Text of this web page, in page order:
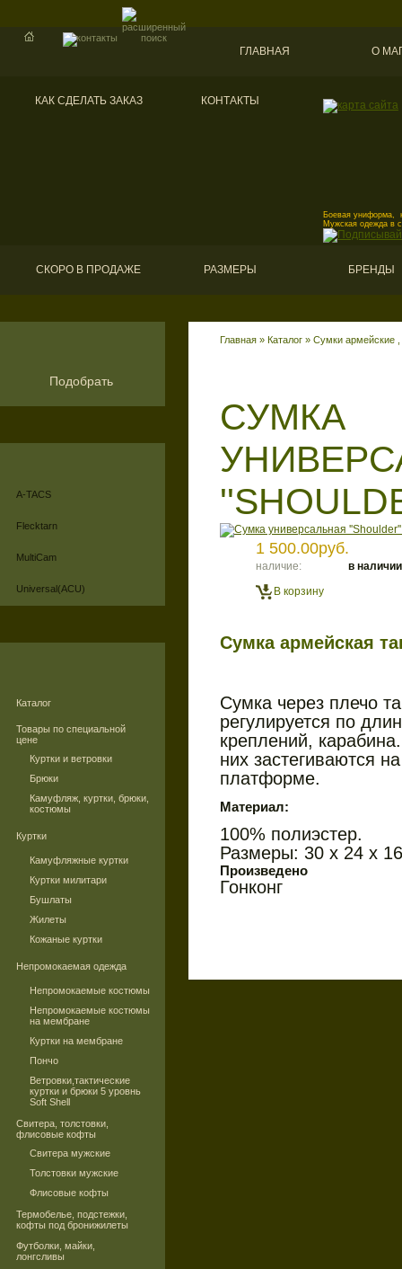
ГЛАВНАЯ О
КАК СДЕЛАТЬ ЗАКАЗ КОНТАКТЫ
Боевая униформа,
Мужская одежда в
СКОРО В ПРОДАЖЕ РАЗМЕРЫ БРЕНДЫ
Подобрать
A-TACS
Flecktarn
MultiCam
Universal(ACU)
Каталог
Товары по специальной
цене
Куртки и ветровки
Брюки
Камуфляж, куртки, брюки,
костюмы
Куртки
Камуфляжные куртки
Куртки милитари
Бушлаты
Жилеты
Кожаные куртки
Непромокаемая одежда
Непромокаемые костюмы
Непромокаемые костюмы
на мембране
Куртки на мембране
Пончо
Ветровки,тактические
куртки и брюки 5 уровнь
Soft Shell
Свитера, толстовки,
флисовые кофты
Свитера мужские
Толстовки мужские
Флисовые кофты
Термобелье, подстежки,
кофты под бронижилеты
Футболки, майки,
лонгсливы
Главная » Каталог » Сумки армейские ,
СУМКА
1 500.00руб.
наличие:
в наличии
В корзину
Сумка армейская
Сумка через плечо
регулируется по
креплений,
них застегиваются
платформе.
Материал:
100% полиэстер.
Размеры: 30 х 24 х
Произведено
Гонконг